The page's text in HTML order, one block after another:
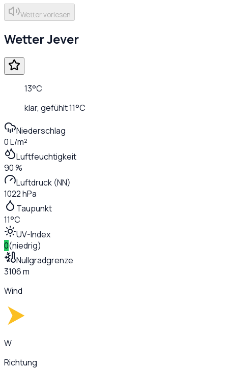
Wetter vorlesen
WetterJever
13°C
klar, gefühlt11°C
Niederschlag
0 L/m²
Luftfeuchtigkeit
90 %
Luftdruck (NN)
1022 hPa
Taupunkt
11°C
UV-Index
0(niedrig)
Nullgradgrenze
3106 m
Wind
W
Richtung